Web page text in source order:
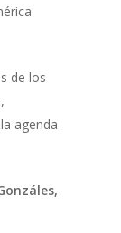
de los
agenda